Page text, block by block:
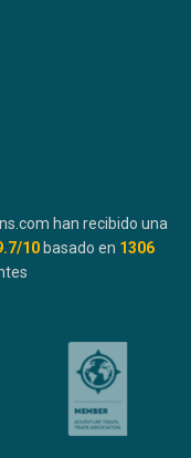
han recibido una
/10 basado en 1306